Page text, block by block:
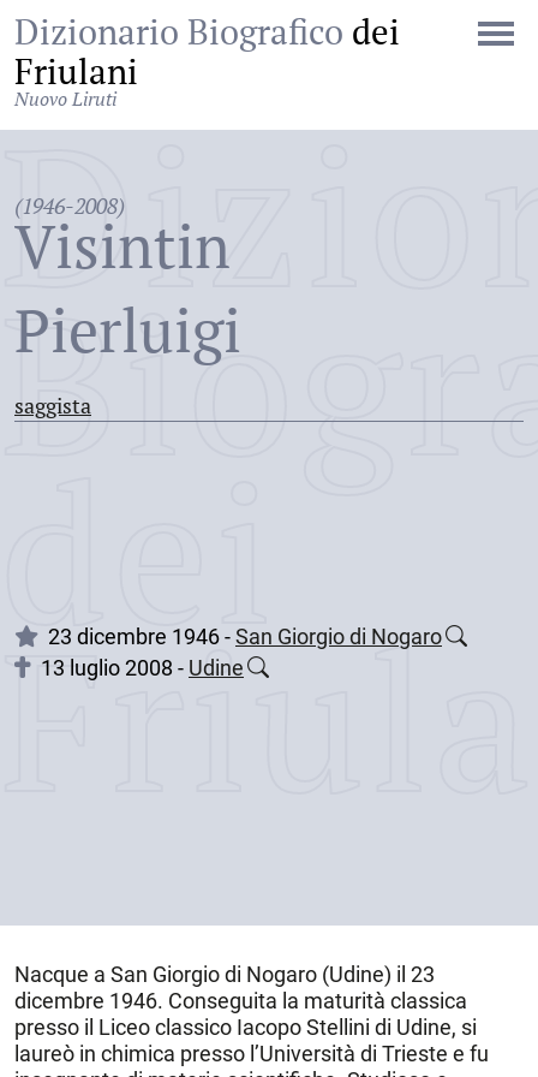
Dizionario Biografico dei
Friulani
Nuovo Liruti
(1946-2008)
Visintin
Pierluigi
saggista
dei
23 dicembre 1946 -San Giorgio di Nogaro
13 luglio 2008 - Udine
Nacque a San Giorgio di Nogaro (Udine) il 23
dicembre 1946. Conseguita la maturità classica
presso il Liceo classico Iacopo Stellini di Udine, si
laureò in chimica presso l’Università di Trieste e fu